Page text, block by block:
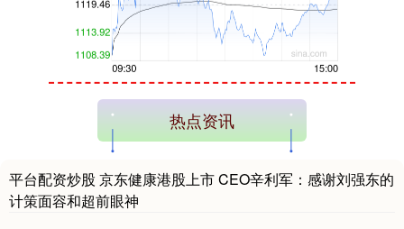
创业板指
热点资讯
平台配资炒股 京东健康港股上市 CEO辛利军：感谢刘强东的
计策面容和超前眼神